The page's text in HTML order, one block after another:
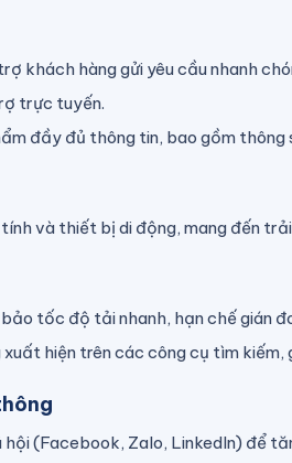
khách hàng gửi yêu cầu nhanh
trực tuyến.
đầy đủ thông tin, bao gồm
và thiết bị di động, mang đến
tốc độ tải nhanh, hạn chế gián
hiện trên các công cụ tìm
(Facebook, Zalo, LinkedIn) để